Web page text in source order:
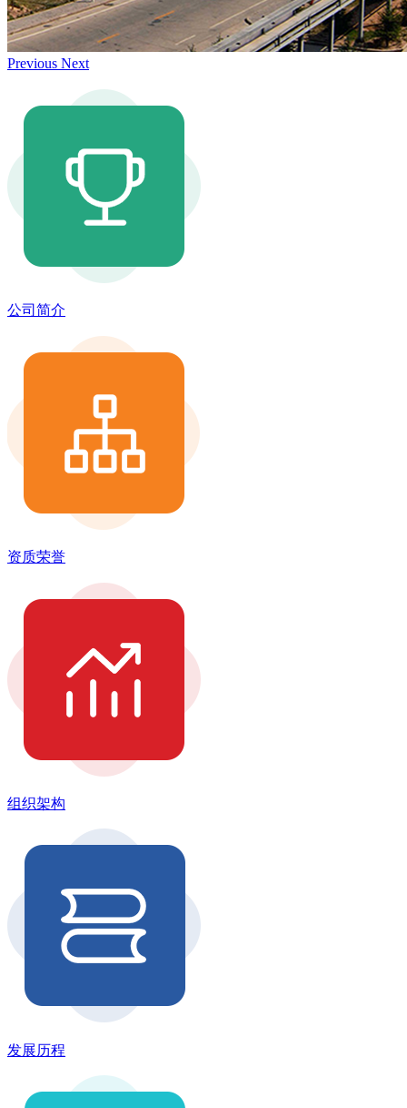
Previous Next
公司简介
资质荣誉
组织架构
发展历程